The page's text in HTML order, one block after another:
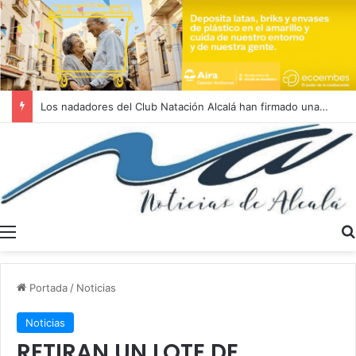
Los nadadores del Club Natación Alcalá han firmado una actuación sobresaliente en el Campeonato de Andalucía Absoluto
Portada / Noticias
Noticias